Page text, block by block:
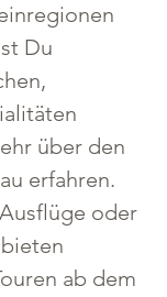
Du
über den
erfahren.
oder
ab dem